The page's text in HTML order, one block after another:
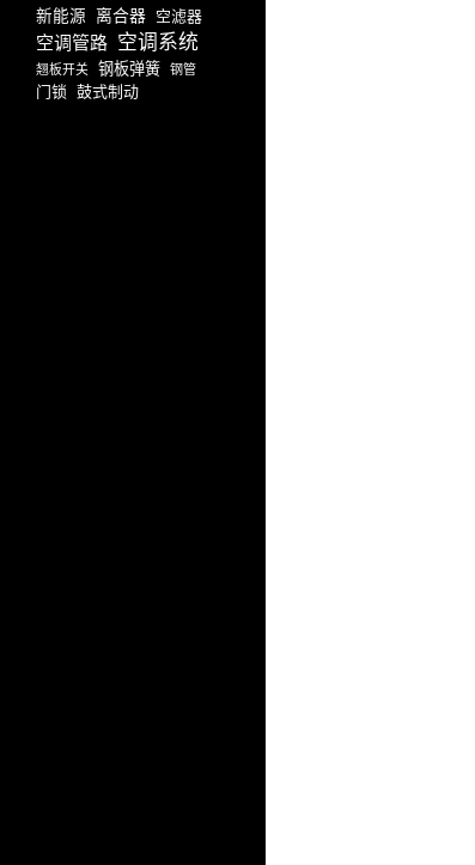
新能源 离合器 空滤器
空调管路 空调系统
翘板开关 钢板弹簧 钢管
门锁 鼓式制动